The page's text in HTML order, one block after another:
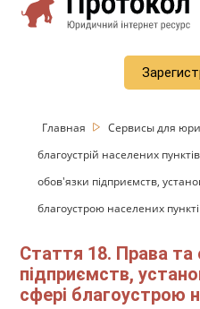
Главная Сервисы для
благоустрій населених пунктів
обов'язки підприємств,
благоустрою населених
Стаття 18. Права та
підприємств,
сфері благоустрою